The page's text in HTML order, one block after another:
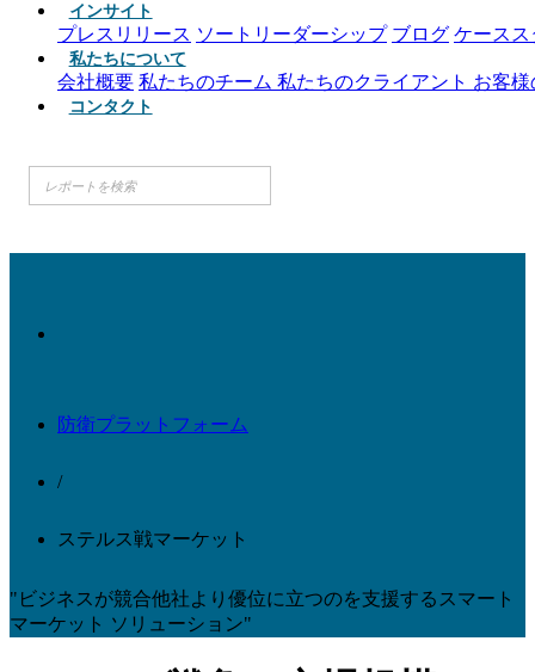
インサイト
プレスリリース ソートリーダーシップ ブログ ケースス
私たちについて
会社概要 私たちのチーム 私たちのクライアント お客
コンタクト
防衛プラットフォーム
/
ステルス戦マーケット
"ビジネスが競合他社より優位に立つのを支援するスマート
マーケット ソリューション"